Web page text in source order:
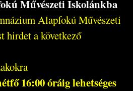
Művészeti Iskolánkba
Alapfokú Művészeti
hirdet a következő
16:00 óráig lehetséges